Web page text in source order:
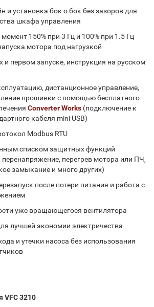
и установка бок о бок без зазоров для
шкафа управления
150% при 3 Гц и 100% при 1.5 Гц
мотора под нагрузкой
и первом запуске, инструкция на русском
дистанционное управление,
прошивки с помощью бесплатного
Converter Works (подключение к
кабеля mini USB)
Modbus RTU
списком защитных функций
перенапряжение, перегрев мотора или ПЧ,
замыкание и много других)
после потери питания и работа с
уже вращающегося вентилятора
лучшей экономии электричества
и утечки насоса без использования
VFC 3210